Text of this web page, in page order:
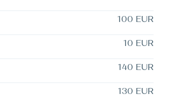
100 EUR
10 EUR
140 EUR
130 EUR